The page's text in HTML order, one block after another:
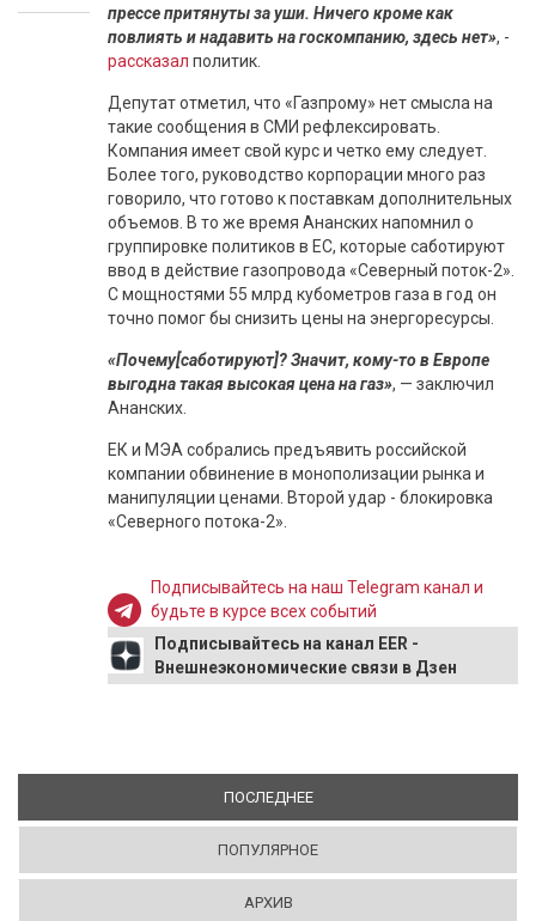
прессе притянуты за уши. Ничего кроме как
повлиять и надавить на госкомпанию, здесь нет», -
рассказал политик.
Депутат отметил, что «Газпрому» нет смысла на
такие сообщения в СМИ рефлексировать.
Компания имеет свой курс и четко ему следует.
Более того, руководство корпорации много раз
говорило, что готово к поставкам дополнительных
объемов. В то же время Ананских напомнил о
группировке политиков в ЕС, которые саботируют
ввод в действие газопровода «Северный поток-2».
С мощностями 55 млрд кубометров газа в год он
точно помог бы снизить цены на энергоресурсы.
«Почему[саботируют]? Значит, кому-то в Европе
выгодна такая высокая цена на газ», — заключил
Ананских.
ЕК и МЭА собрались предъявить российской
компании обвинение в монополизации рынка и
манипуляции ценами. Второй удар - блокировка
«Северного потока-2».
Подписывайтесь на наш Telegram канал и
будьте в курсе всех событий
Подписывайтесь на канал EER -
Внешнеэкономические связи в Дзен
ПОСЛЕДНЕЕ(АКТИВНАЯ ВКЛАДКА)
ПОПУЛЯРНОЕ
АРХИВ